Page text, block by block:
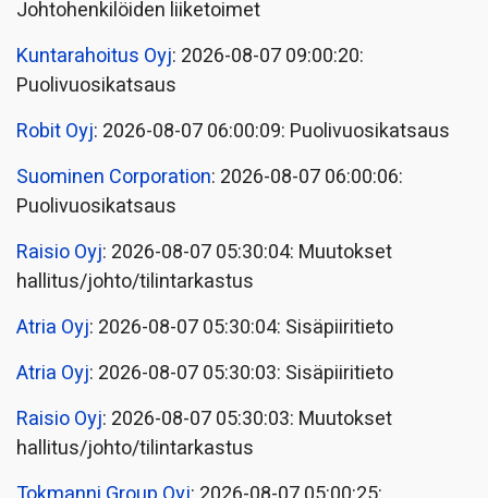
Johtohenkilöiden liiketoimet
Kuntarahoitus Oyj: 2026-08-07 09:00:20:
Puolivuosikatsaus
Robit Oyj: 2026-08-07 06:00:09: Puolivuosikatsaus
Suominen Corporation: 2026-08-07 06:00:06:
Puolivuosikatsaus
Raisio Oyj: 2026-08-07 05:30:04: Muutokset
hallitus/johto/tilintarkastus
Atria Oyj: 2026-08-07 05:30:04: Sisäpiiritieto
Atria Oyj: 2026-08-07 05:30:03: Sisäpiiritieto
Raisio Oyj: 2026-08-07 05:30:03: Muutokset
hallitus/johto/tilintarkastus